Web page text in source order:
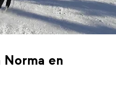
en